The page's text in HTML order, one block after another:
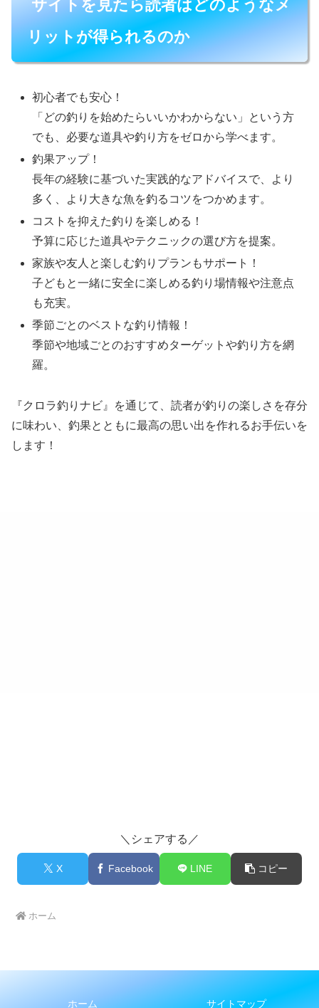
サイトを見たら読者はどのようなメ
リットが得られるのか
初心者でも安心！
「どの釣りを始めたらいいかわからない」という方
でも、必要な道具や釣り方をゼロから学べます。
釣果アップ！
長年の経験に基づいた実践的なアドバイスで、より
多く、より大きな魚を釣るコツをつかめます。
コストを抑えた釣りを楽しめる！
予算に応じた道具やテクニックの選び方を提案。
家族や友人と楽しむ釣りプランもサポート！
子どもと一緒に安全に楽しめる釣り場情報や注意点
も充実。
季節ごとのベストな釣り情報！
季節や地域ごとのおすすめターゲットや釣り方を網
羅。
『クロラ釣りナビ』を通じて、読者が釣りの楽しさを存分
に味わい、釣果とともに最高の思い出を作れるお手伝いを
します！
＼シェアする／
X Facebook LINE コピー
ホーム
ホーム サイトマップ